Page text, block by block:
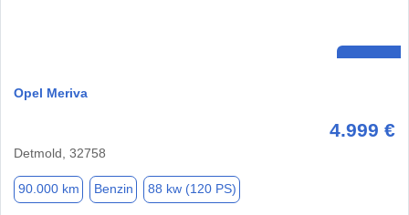
Opel Meriva
4.999 €
Detmold, 32758
90.000 km Benzin 88 kw (120 PS)